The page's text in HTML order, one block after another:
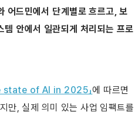
어드민에서 단계별로 흐르고, 보
템 안에서 일관되게 처리되는 프로
state of AI in 2025」에 따르면
만, 실제 의미 있는 사업 임팩트를